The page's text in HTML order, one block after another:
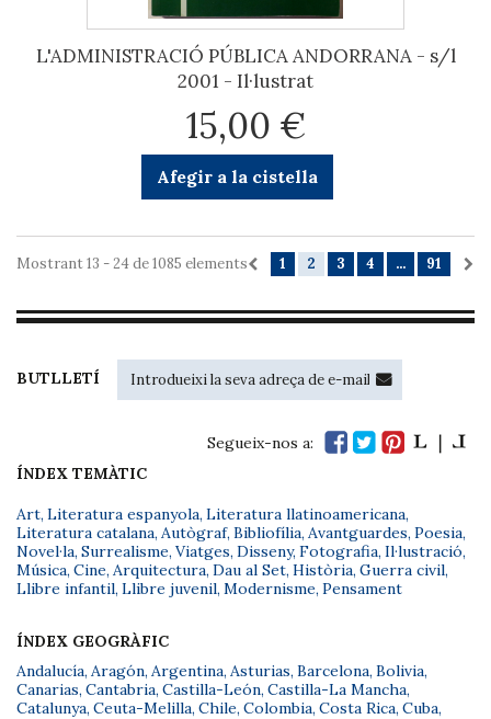
L'ADMINISTRACIÓ PÚBLICA ANDORRANA - s/l
2001 - Il·lustrat
15,00 €
Afegir a la cistella
1 2 3 4 ... 91
Mostrant 13 - 24 de 1085 elements
BUTLLETÍ
Segueix-nos a:
ÍNDEX TEMÀTIC
Art, Literatura espanyola, Literatura llatinoamericana,
Literatura catalana, Autògraf, Bibliofília, Avantguardes, Poesia,
Novel·la, Surrealisme, Viatges, Disseny, Fotografia, Il·lustració,
Música, Cine, Arquitectura, Dau al Set, Història, Guerra civil,
Llibre infantil, Llibre juvenil, Modernisme, Pensament
ÍNDEX GEOGRÀFIC
Andalucía, Aragón, Argentina, Asturias, Barcelona, Bolivia,
Canarias, Cantabria, Castilla-León, Castilla-La Mancha,
Catalunya, Ceuta-Melilla, Chile, Colombia, Costa Rica, Cuba,